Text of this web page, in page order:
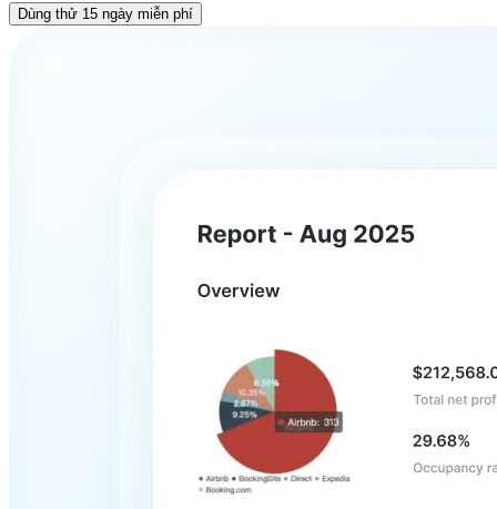
Dùng thử 15 ngày miễn phí